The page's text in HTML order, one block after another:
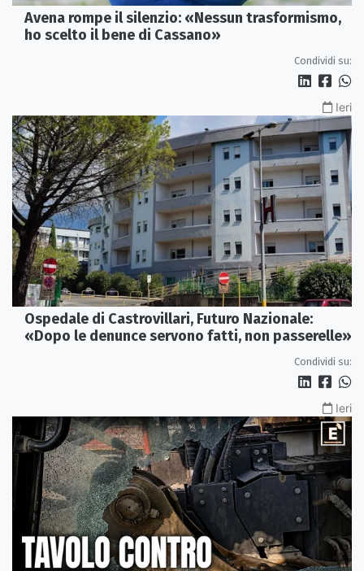
Avena rompe il silenzio: «Nessun trasformismo,
ho scelto il bene di Cassano»
Condividi su:
Ieri
Ospedale di Castrovillari, Futuro Nazionale:
«Dopo le denunce servono fatti, non passerelle»
Condividi su:
Ieri